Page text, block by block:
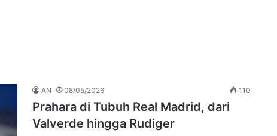
AN 08/05/2026 110
Prahara di Tubuh Real Madrid, dari
Valverde hingga Rudiger